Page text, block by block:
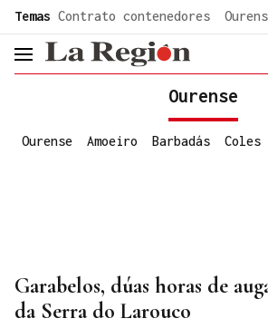
Temas Contrato contenedores
header.menu.open
Ourense
Ourense Amoeiro Barbadás Coles
Garabelos, dúas horas de
da Serra do Larouco